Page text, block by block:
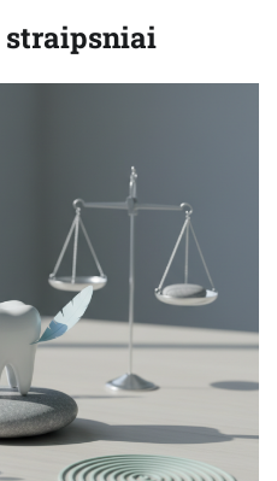
straipsniai